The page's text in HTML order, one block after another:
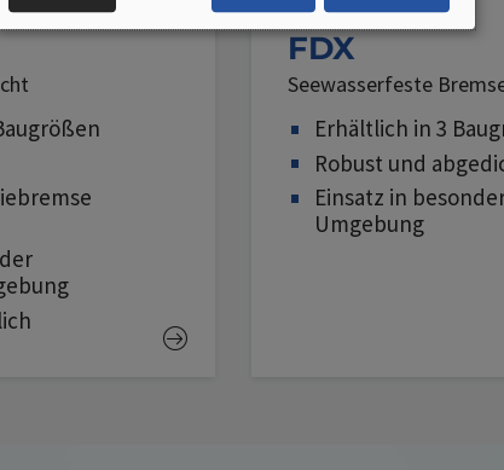
FDX
Seewasserfeste
Erhältlich in 3
Robust und
Einsatz in
Umgebung
DATEN
UND
COOKIES